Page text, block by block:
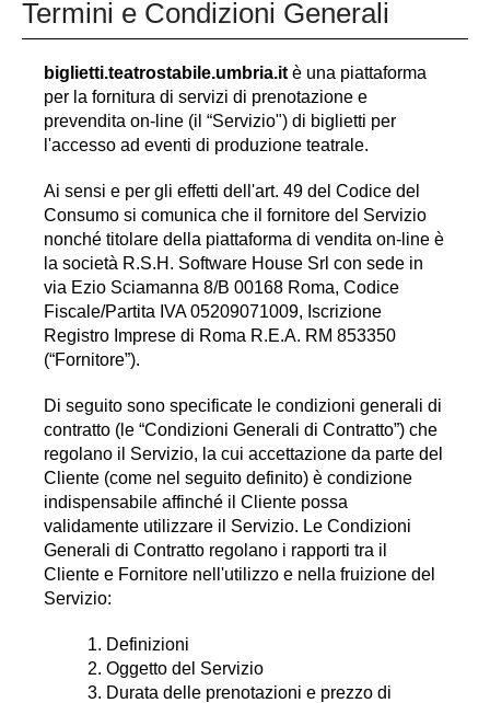
Termini e Condizioni Generali
biglietti.teatrostabile.umbria.it è una piattaforma
per la fornitura di servizi di prenotazione e
prevendita on-line (il “Servizio") di biglietti per
l'accesso ad eventi di produzione teatrale.
Ai sensi e per gli effetti dell'art. 49 del Codice del
Consumo si comunica che il fornitore del Servizio
nonché titolare della piattaforma di vendita on-line è
la società R.S.H. Software House Srl con sede in
via Ezio Sciamanna 8/B 00168 Roma, Codice
Fiscale/Partita IVA 05209071009, Iscrizione
Registro Imprese di Roma R.E.A. RM 853350
(“Fornitore”).
Di seguito sono specificate le condizioni generali di
contratto (le “Condizioni Generali di Contratto”) che
regolano il Servizio, la cui accettazione da parte del
Cliente (come nel seguito definito) è condizione
indispensabile affinché il Cliente possa
validamente utilizzare il Servizio. Le Condizioni
Generali di Contratto regolano i rapporti tra il
Cliente e Fornitore nell'utilizzo e nella fruizione del
Servizio:
1. Definizioni
2. Oggetto del Servizio
3. Durata delle prenotazioni e prezzo di